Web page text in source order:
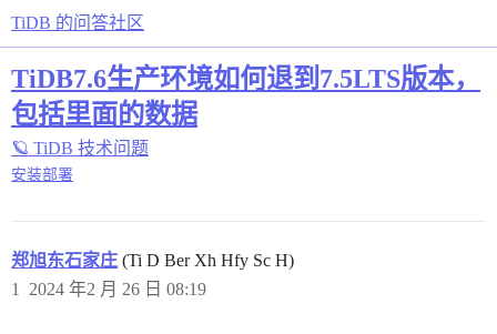
TiDB 的问答社区
TiDB7.6生产环境如何退到7.5LTS版本，
包括里面的数据
🪐 TiDB 技术问题
安装部署
郑旭东石家庄 (Ti D Ber Xh Hfy Sc H)
2024 年2 月 26 日 08:19
1